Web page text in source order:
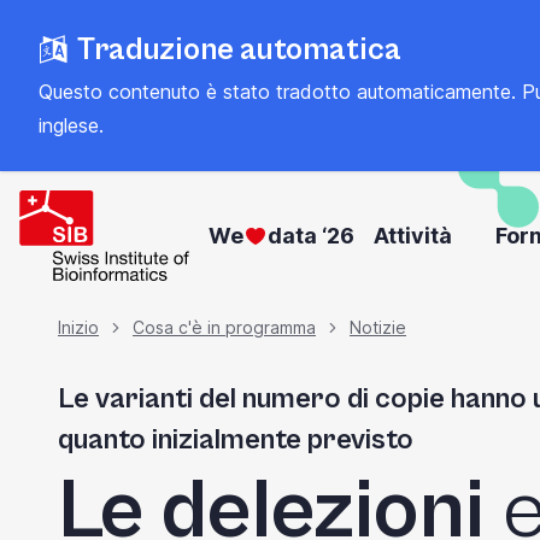
One
Accessibility
screen
reader.
contenuto
principale
Traduzione automatica
Questo contenuto è stato tradotto automaticamente.
inglese.
We data ‘26 Attività
Briciola
di
pane
Inizio Cosa c'è in programma Notizie
Le varianti del numero di copie
quanto inizialmente previsto
Le delezioni